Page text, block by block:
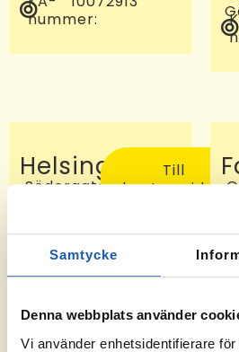
Samtycke
Denna webbplats använder
Vi använder enhetsidentifierare
nummer:
Helsingborg
Södergatan
KA-
nummer:
-6
Till
kontorssidan